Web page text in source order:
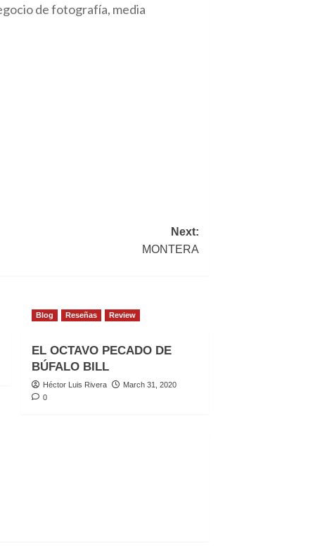
de fotografía, media
Next:
MONTERA
Blog Reseñas Review
EL OCTAVO PECADO DE
BÚFALO BILL
Héctor Luis Rivera
March 31, 2020
0